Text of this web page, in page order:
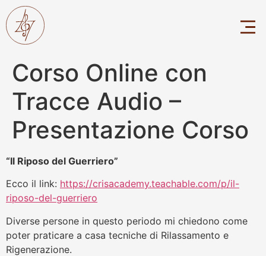
Corso Online con
Tracce Audio –
Presentazione Corso
“Il Riposo del Guerriero”
Ecco il link: https://crisacademy.teachable.com/p/il-
riposo-del-guerriero
Diverse persone in questo periodo mi chiedono come
poter praticare a casa tecniche di Rilassamento e
Rigenerazione.